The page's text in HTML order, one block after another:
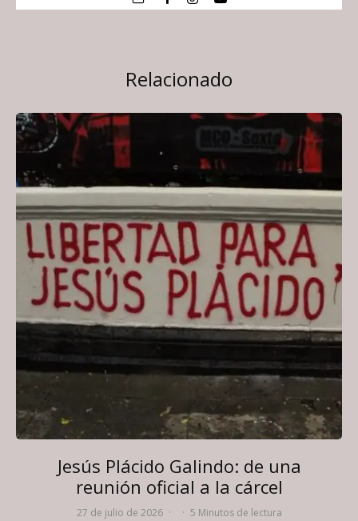
Relacionado
Jesús Plácido Galindo: de una
reunión oficial a la cárcel
27 de julio de 2026 · · 5 Minutos de lectura